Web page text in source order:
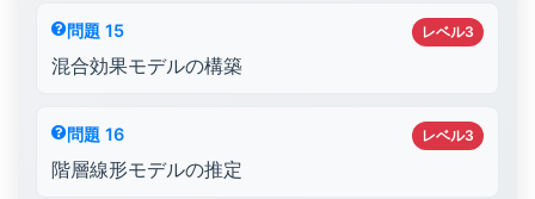
レベル3
問題 15
混合効果モデルの構築
レベル3
問題 16
階層線形モデルの推定